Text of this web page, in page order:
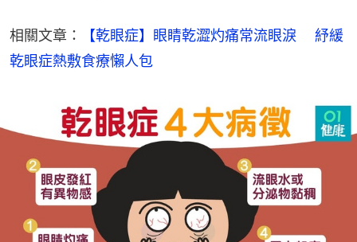
相關文章：
【乾眼症】眼睛乾澀灼痛常流眼淚　 紓緩
乾眼症熱敷食療懶人包